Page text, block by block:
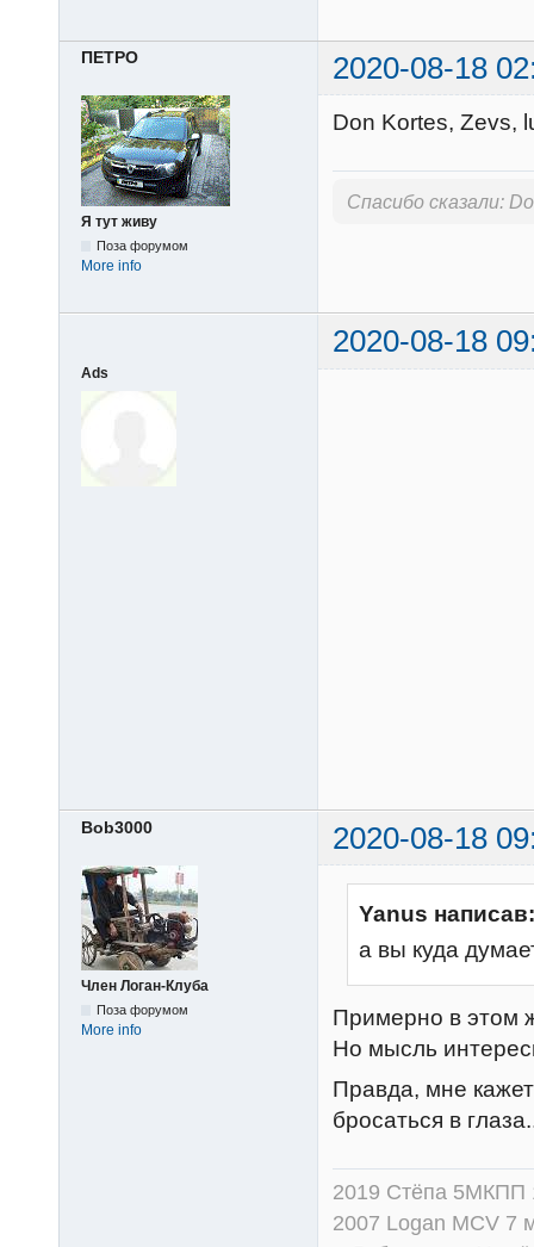
ПЕТРО 2020-08-18
Я тут живу
Поза форумом
More info
Don Kortes, Zevs,
Спасибо сказали:
2020-08-18
Ads
Bob3000 2020-08-18
Член Логан-Клуба
Поза форумом
More info
Yanus написав:
а вы куда
Примерно в этом
Но мысль
Правда, мне
бросаться в
2019 Стёпа
2007 Logan MCV 7